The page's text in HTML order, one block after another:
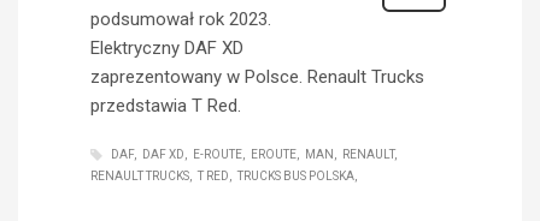
podsumował rok 2023.
Elektryczny DAF XD
zaprezentowany w Polsce. Renault Trucks
przedstawia T Red.
DAF DAF XD E-ROUTE EROUTE MAN
RENAULT
RENAULT TRUCKS
T RED TRUCKS BUS POLSKA